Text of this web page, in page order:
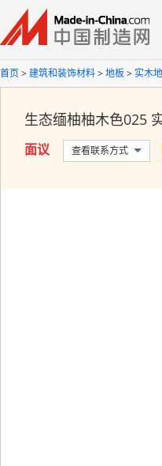
首页>建筑和装饰材料>地板 >实木
生态缅柚柚木色025
面议 查看联系方式